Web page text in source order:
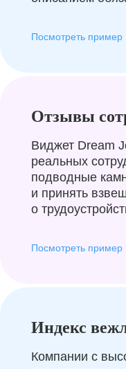
Посмотреть пример
Отзывы
Виджет Dream
реальных
подводные
и принять
о
Посмотреть пример
Индекс
Компании с